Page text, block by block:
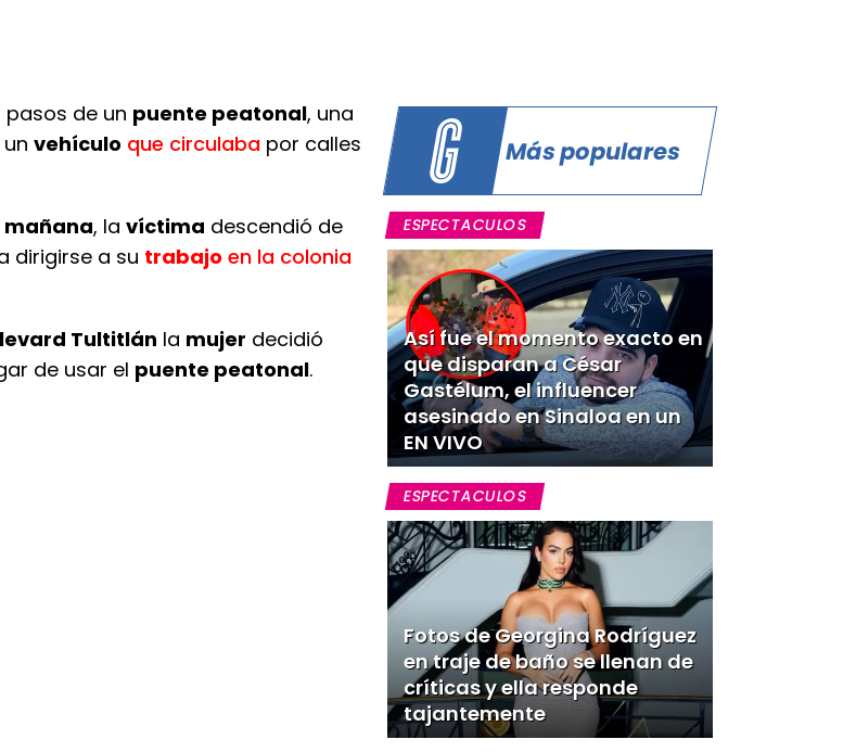
pasos de un puente peatonal, una
vehículo que circulaba por calles
mañana, la víctima descendió de
dirigirse a su trabajo en la colonia
Tultitlán la mujer decidió
de usar el puente peatonal.
Más populares
ESPECTACULOS
Así fue el momento exacto en
que disparan a César
Gastélum, el influencer
asesinado en Sinaloa en un
EN VIVO
ESPECTACULOS
Fotos de Georgina Rodríguez
en traje de baño se llenan de
críticas y ella responde
tajantemente